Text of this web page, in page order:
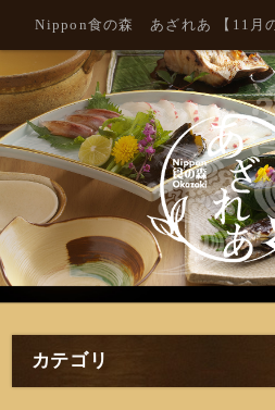
Nippon食の森 あざれあ 【11月
カテゴリ